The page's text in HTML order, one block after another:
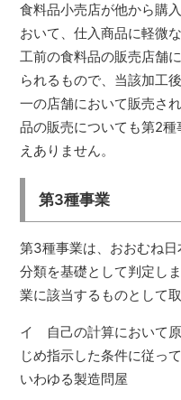
食料品小売店が他から購
おいて、仕入商品に軽微
工前の食料品の販売店舗
られるもので、当該加工
一の店舗において販売さ
品の販売についても第2
えありません。
第3種事業
第3種事業は、おおむね
分類を基礎として判定し
業に該当するものとして
イ 自己の計算において
じめ指示した条件に従っ
いわゆる製造問屋